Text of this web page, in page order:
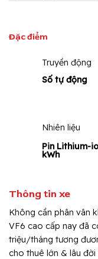
Đặc điểm
Truyền động
Số tự động
Nhiên liệu
Pin Lithium-
kWh
Thông tin xe
Không cần phân vân
VF6 cao cấp nay đã
triệu/tháng tương
cho thuê lớn & lâu đời